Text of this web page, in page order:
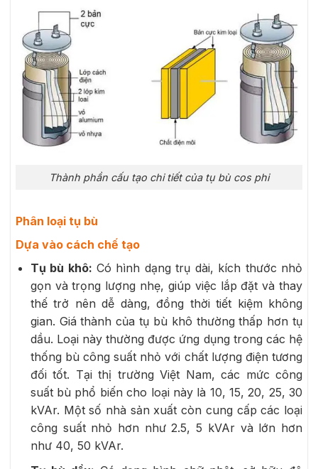
Thành phần cấu tạo chi tiết của tụ bù cos phi
Phân loại tụ bù
Dựa vào cách chế tạo
Tụ bù khô: Có hình dạng trụ dài, kích thước nhỏ
gọn và trọng lượng nhẹ, giúp việc lắp đặt và thay
thế trở nên dễ dàng, đồng thời tiết kiệm không
gian. Giá thành của tụ bù khô thường thấp hơn tụ
dầu. Loại này thường được ứng dụng trong các hệ
thống bù công suất nhỏ với chất lượng điện tương
đối tốt. Tại thị trường Việt Nam, các mức công
suất bù phổ biến cho loại này là 10, 15, 20, 25, 30
kVAr. Một số nhà sản xuất còn cung cấp các loại
công suất nhỏ hơn như 2.5, 5 kVAr và lớn hơn
như 40, 50 kVAr.